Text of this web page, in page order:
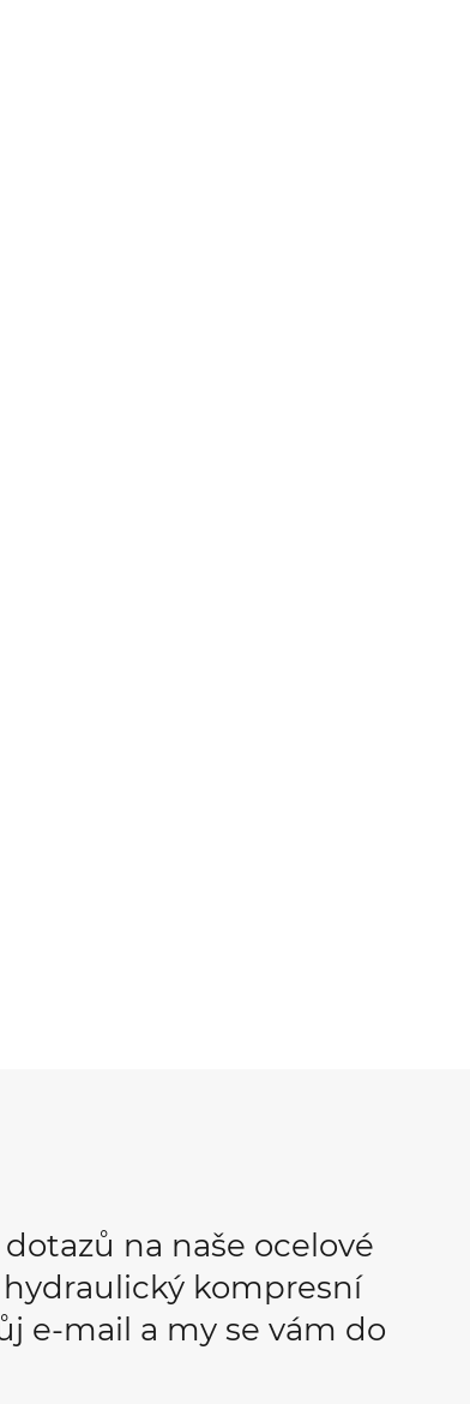
na naše ocelové
kompresní
e-mail a my se vám do